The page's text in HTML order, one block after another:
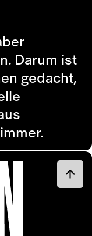
Darum ist
gedacht,